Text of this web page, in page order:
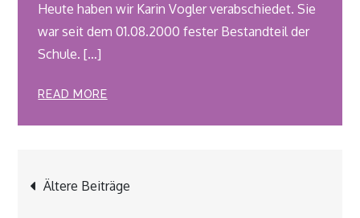
Heute haben wir Karin Vogler verabschiedet. Sie
war seit dem 01.08.2000 fester Bestandteil der
Schule. […]
READ MORE
Beitragsnavigation
Ältere Beiträge